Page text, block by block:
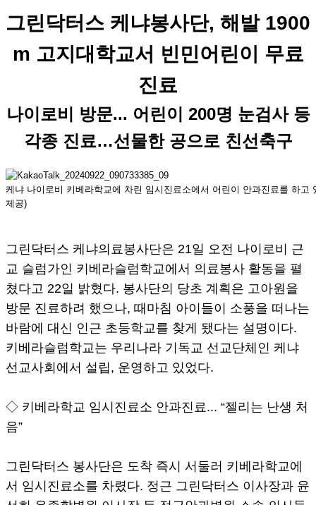
그린닥터스 케냐봉사단, 해발 1900
m 고지대학교서 빈민어린이 무료
진료
나이로비 방문... 어린이 200명 눈검사 등
각종 진료…선물한 공으로 친선축구
케냐 나이로비 키베라학교에 차린 임시진료소에서 어린이 안과진료를 하
제공)
그린닥터스 케냐의료봉사단은 21일 오전 나이로비 근
교 슬럼가인 키베라슬럼학교에서 의료봉사 활동을 펼
쳤다고 22일 밝혔다. 봉사단의 당초 계획은 고아원을
방문 진료하려 했으나, 때마침 아이들이 소풍을 떠나는
바람에 대신 인근 초등학교를 찾게 됐다는 설명이다.
키베라슬럼학교는 우리나라 기독교 선교단체인 케냐
선교사회에서 설립, 운영하고 있었다.
◇ 키베라학교 임시진료소 안과진료... “젤리는 난생 처
음”
그린닥터스 봉사단은 도착 즉시 서둘러 키베라학교에
서 임시진료소를 차렸다. 정근 그린닥터스 이사장과 윤